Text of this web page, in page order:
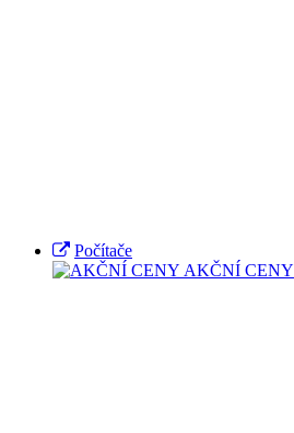
Počítače
AKČNÍ CENY